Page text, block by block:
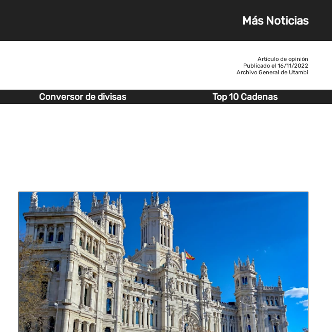
Más Noticias
Artículo de opinión
Publicado el 16/11/2022
Archivo General de Utambi
Conversor de divisas Top 10 Cadenas